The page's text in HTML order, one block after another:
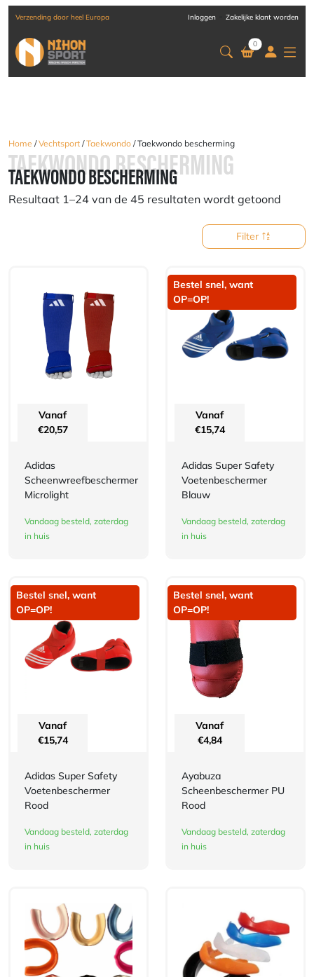
Verzending door heel Europa Inloggen Zakelijke klant worden
0
Home /Vechtsport /Taekwondo / Taekwondo bescherming
TAEKWONDO BESCHERMING
TAEKWONDO BESCHERMING
Resultaat 1–24 van de 45 resultaten wordt getoond
Filter
Vanaf
€20,57
Adidas
Scheenwreefbeschermer
Microlight
Vandaag besteld, zaterdag
in huis
Bestel snel, want
OP=OP!
Vanaf
€15,74
Adidas Super Safety
Voetenbeschermer
Blauw
Vandaag besteld, zaterdag
in huis
Bestel snel, want
OP=OP!
Vanaf
€15,74
Adidas Super Safety
Voetenbeschermer
Rood
Vandaag besteld, zaterdag
in huis
Bestel snel, want
OP=OP!
Vanaf
€4,84
Ayabuza
Scheenbeschermer PU
Rood
Vandaag besteld, zaterdag
in huis